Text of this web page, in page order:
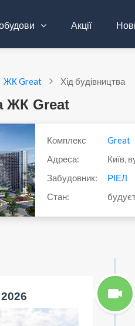
Акції
ЖК Great Хід будівництва
ЖК Great
Комплекс
Great
Адреса:
Київ,
Забудовник:
РІЕЛ
Стан: